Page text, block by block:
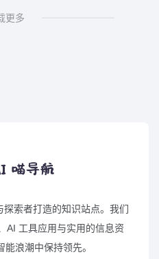
更多
探索者打造的知识站点。我们
AI 工具应用与实用的信息资
浪潮中保持领先。